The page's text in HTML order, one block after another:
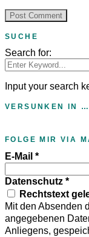
SUCHE
Search for:
Input your search
VERSUNKEN IN
FOLGE MIR VIA
E-Mail *
Datenschutz *
Rechtstext
Mit den Absenden
angegebenen
Anliegens,